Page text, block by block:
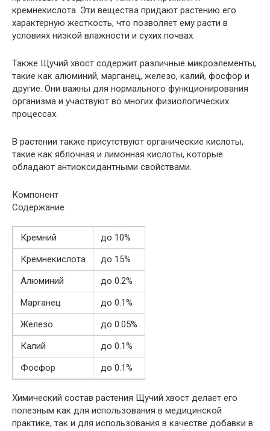
кремнекислота. Эти вещества придают растению его
характерную жесткость, что позволяет ему расти в
условиях низкой влажности и сухих почвах.
Также Щучий хвост содержит различные микроэлементы,
такие как алюминий, марганец, железо, калий, фосфор и
другие. Они важны для нормального функционирования
организма и участвуют во многих физиологических
процессах.
В растении также присутствуют органические кислоты,
такие как яблочная и лимонная кислоты, которые
обладают антиоксидантными свойствами.
Компонент
Содержание
Кремний
до 10%
Кремнекислота
до 15%
Алюминий
до 0.2%
Марганец
до 0.1%
Железо
до 0.05%
Калий
до 0.1%
Фосфор
до 0.1%
Химический состав растения Щучий хвост делает его
полезным как для использования в медицинской
практике, так и для использования в качестве добавки в